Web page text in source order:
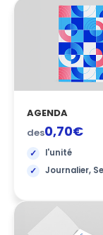
AGENDA
des0,70€
l'unité
Journalier,